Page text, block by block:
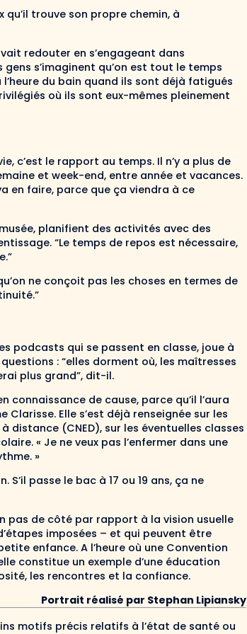
qu’il trouve son propre chemin, à
redouter en s’engageant dans
gens s’imaginent qu’on est tout le temps
l’heure du bain quand ils sont déjà fatigués
où ils sont eux-mêmes pleinement
c’est le rapport au temps. Il n’y a plus de
et week-end, entre année et vacances.
en faire, parce que ça viendra à ce
planifient des activités avec des
“Le temps de repos est nécessaire,
ne conçoit pas les choses en termes de
podcasts qui se passent en classe, joue à
: “elles dorment où, les maîtresses
plus grand”, dit-il.
de cause, parce qu’il l’aura
Elle s’est déjà renseignée sur les
distance (CNED), sur les éventuelles classes
« Je ne veux pas l’enfermer dans une
»
passe le bac à 17 ou 19 ans, ça ne
pas de côté par rapport à la vision usuelle
imposées – et qui peuvent être
enfance. A l’heure où une Convention
constitue un exemple d’une éducation
les rencontres et la confiance.
Portrait réalisé par Stephan Lipiansky
motifs précis relatifs à l’état de santé ou